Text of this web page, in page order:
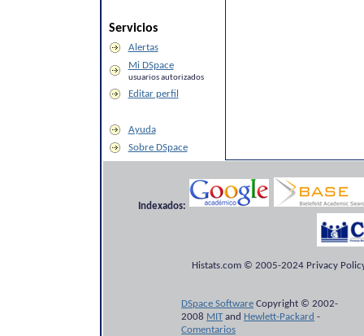
Servicios
Alertas
Mi DSpace
usuarios autorizados
Editar perfil
Ayuda
Sobre DSpace
Indexados:
Histats.com © 2005-2024 Privacy
DSpace Software Copyright © 2002-
2008 MITand Hewlett-Packard -
Comentarios